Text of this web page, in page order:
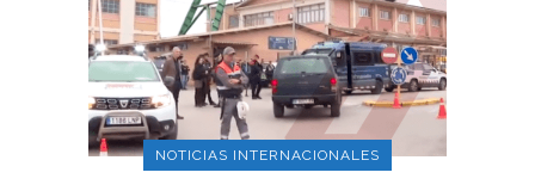
NOTICIAS INTERNACIONALES